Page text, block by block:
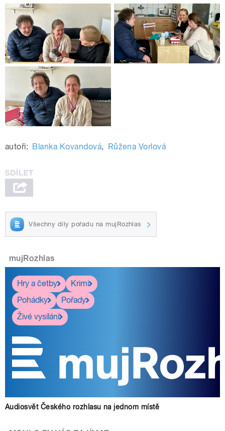
autoři: Blanka Kovandová, Růžena Vorlová
Všechny díly pořadu na mujRozhlas
mujRozhlas
Hry a četby
Krimi
Pohádky
Pořady
Živé vysílání
Audiosvět Českého rozhlasu na jednom místě